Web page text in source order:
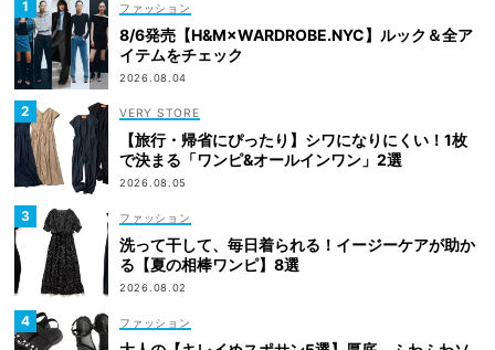
ファッション
8/6発売【H&M×WARDROBE.NYC】ルック＆全ア
イテムをチェック
2026.08.04
VERY STORE
【旅行・帰省にぴったり】シワになりにくい！1枚
で決まる「ワンピ&オールインワン」2選
2026.08.05
ファッション
洗って干して、毎日着られる！イージーケアが助か
る【夏の相棒ワンピ】8選
2026.08.02
ファッション